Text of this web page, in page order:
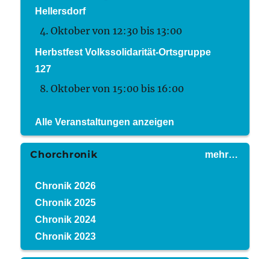
Hellersdorf
4. Oktober von 12:30 bis13:00
Herbstfest Volkssolidarität-Ortsgruppe
127
8. Oktober von 15:00 bis16:00
Alle Veranstaltungen anzeigen
mehr…
Chorchronik
Chronik 2026
Chronik 2025
Chronik 2024
Chronik 2023